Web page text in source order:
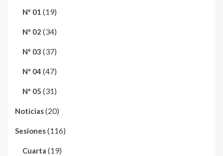
Nº 01 (19)
Nº 02 (34)
Nº 03 (37)
Nº 04 (47)
Nº 05 (31)
Noticias(20)
Sesiones(116)
Cuarta (19)